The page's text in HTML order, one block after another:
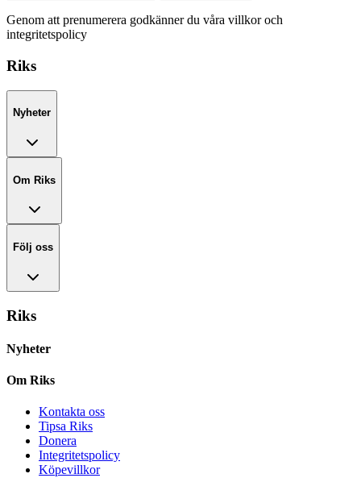
Genom att prenumerera godkänner du våra villkor och
integritetspolicy
Riks
Nyheter
Om Riks
Följ oss
Riks
Nyheter
Om Riks
Kontakta oss
Tipsa Riks
Donera
Integritetspolicy
Köpevillkor